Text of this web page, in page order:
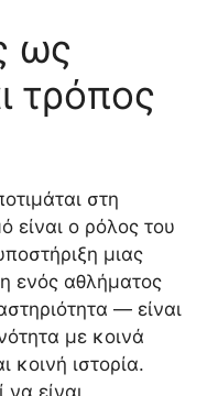
ως
τρόπος
στη
είναι ο ρόλος του
μιας
ενός αθλήματος
— είναι
με κοινά
ιστορία.